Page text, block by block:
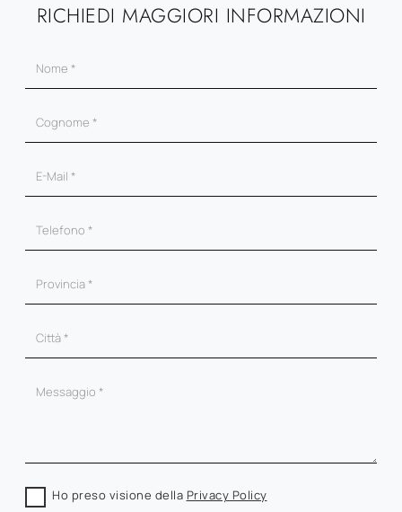
RICHIEDI MAGGIORI INFORMAZIONI
Ho preso visione della Privacy Policy